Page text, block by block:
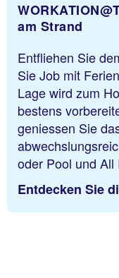
am Strand
Entfliehen Sie
Sie Job mit
Lage wird zum
bestens
geniessen Sie
oder Pool und All
Entdecken Sie